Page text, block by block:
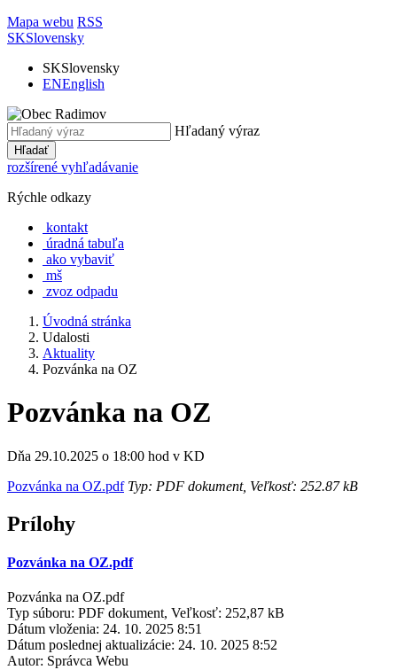
Mapa webu RSS
SKSlovensky
SKSlovensky
ENEnglish
Hľadaný výraz
Hľadať
rozšírené vyhľadávanie
Rýchle odkazy
kontakt
úradná tabuľa
ako vybaviť
mš
zvoz odpadu
Úvodná stránka
Udalosti
Aktuality
Pozvánka na OZ
Pozvánka na OZ
Dňa 29.10.2025 o 18:00 hod v KD
Pozvánka na OZ.pdfTyp: PDF dokument, Veľkosť: 252.87 kB
Prílohy
Pozvánka na OZ.pdf
Pozvánka na OZ.pdf
Typ súboru: PDF dokument, Veľkosť: 252,87 kB
Dátum vloženia: 24. 10. 2025 8:51
Dátum poslednej aktualizácie: 24. 10. 2025 8:52
Autor: Správca Webu